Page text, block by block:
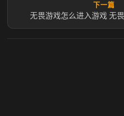
下一篇
无畏游戏怎么进入游戏 无